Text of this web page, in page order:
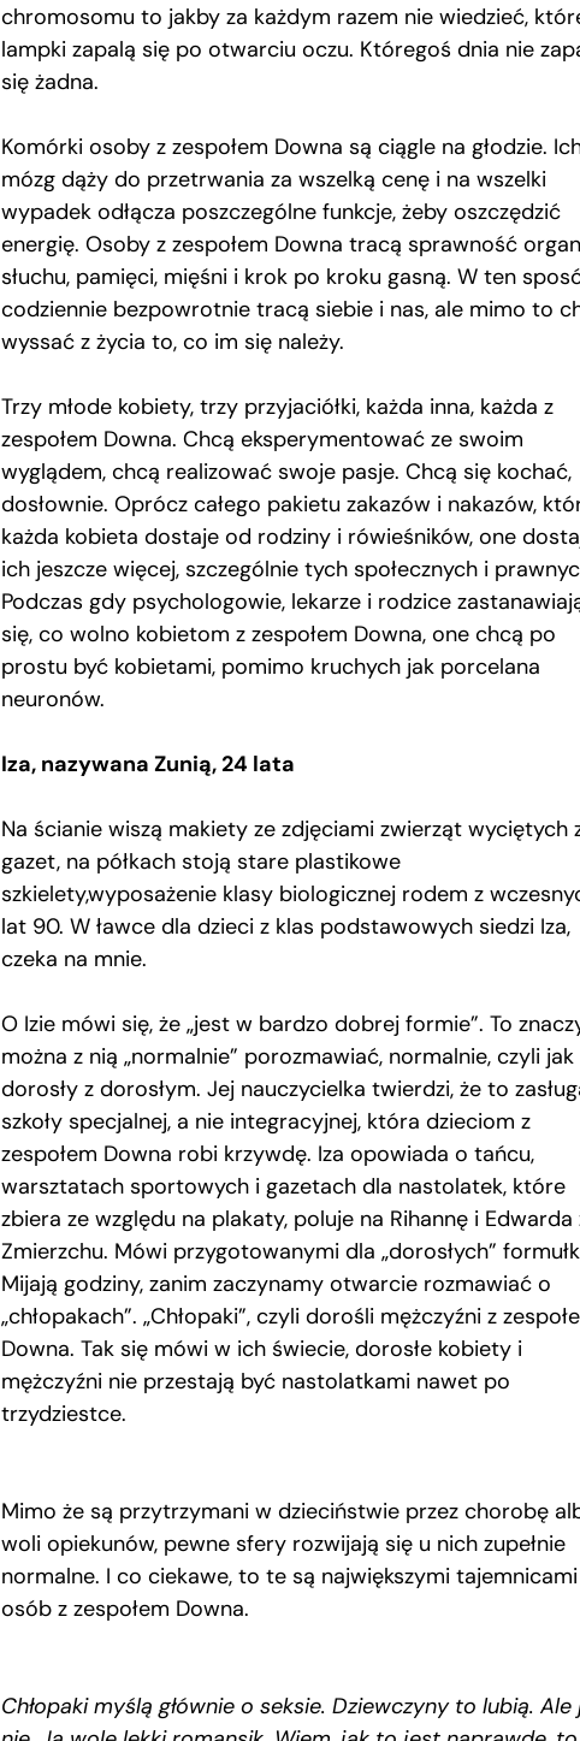
chromosomu to jakby za każdym razem nie wiedzieć,
lampki zapalą się po otwarciu oczu. Któregoś dnia nie
się żadna.
Komórki osoby z zespołem Downa są ciągle na głodzie.
mózg dąży do przetrwania za wszelką cenę i na wszelki
wypadek odłącza poszczególne funkcje, żeby oszczędzić
energię. Osoby z zespołem Downa tracą sprawność
słuchu, pamięci, mięśni i krok po kroku gasną. W ten
codziennie bezpowrotnie tracą siebie i nas, ale mimo to
wyssać z życia to, co im się należy.
Trzy młode kobiety, trzy przyjaciółki, każda inna, każda z
zespołem Downa. Chcą eksperymentować ze swoim
wyglądem, chcą realizować swoje pasje. Chcą się kochać,
dosłownie. Oprócz całego pakietu zakazów i nakazów,
każda kobieta dostaje od rodziny i rówieśników, one
ich jeszcze więcej, szczególnie tych społecznych i
Podczas gdy psychologowie, lekarze i rodzice
się, co wolno kobietom z zespołem Downa, one chcą po
prostu być kobietami, pomimo kruchych jak porcelana
neuronów.
Iza, nazywana Zunią, 24 lata
Na ścianie wiszą makiety ze zdjęciami zwierząt wyciętych
gazet, na półkach stoją stare plastikowe
szkielety,wyposażenie klasy biologicznej rodem z
lat 90. W ławce dla dzieci z klas podstawowych siedzi Iza,
czeka na mnie.
O Izie mówi się, że „jest w bardzo dobrej formie”. To
można z nią „normalnie” porozmawiać, normalnie, czyli jak
dorosły z dorosłym. Jej nauczycielka twierdzi, że to
szkoły specjalnej, a nie integracyjnej, która dzieciom z
zespołem Downa robi krzywdę. Iza opowiada o tańcu,
warsztatach sportowych i gazetach dla nastolatek, które
zbiera ze względu na plakaty, poluje na Rihannę i Edwarda
Zmierzchu. Mówi przygotowanymi dla „dorosłych”
Mijają godziny, zanim zaczynamy otwarcie rozmawiać o
„chłopakach”. „Chłopaki”, czyli dorośli mężczyźni z
Downa. Tak się mówi w ich świecie, dorosłe kobiety i
mężczyźni nie przestają być nastolatkami nawet po
trzydziestce.
Mimo że są przytrzymani w dzieciństwie przez chorobę
woli opiekunów, pewne sfery rozwijają się u nich zupełnie
normalne. I co ciekawe, to te są największymi tajemnicami
osób z zespołem Downa.
Chłopaki myślą głównie o seksie. Dziewczyny to lubią. Ale